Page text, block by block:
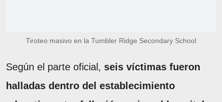
Tiroteo masivo en la Tumbler Ridge Secondary School
Según el parte oficial, seis víctimas fueron
halladas dentro del establecimiento